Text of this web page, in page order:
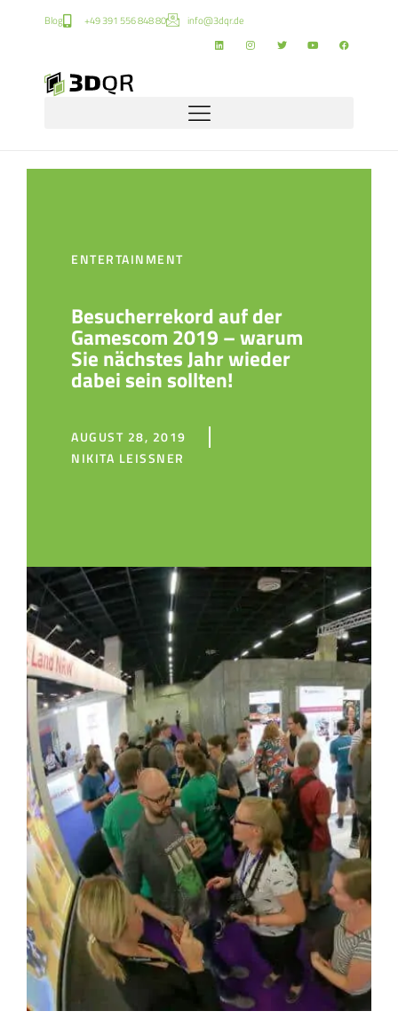
Blog +49 391 556 848 80 info@3dqr.de
ENTERTAINMENT
Besucherrekord auf der
Gamescom 2019 – warum
Sie nächstes Jahr wieder
dabei sein sollten!
AUGUST 28, 2019
NIKITA LEISSNER